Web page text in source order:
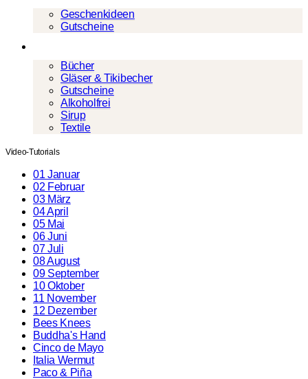
Geschenkideen
Gutscheine
Bücher
Gläser & Tikibecher
Gutscheine
Alkoholfrei
Sirup
Textile
Video-Tutorials
01 Januar
02 Februar
03 März
04 April
05 Mai
06 Juni
07 Juli
08 August
09 September
10 Oktober
11 November
12 Dezember
Bees Knees
Buddha's Hand
Cinco de Mayo
Italia Wermut
Paco & Piña